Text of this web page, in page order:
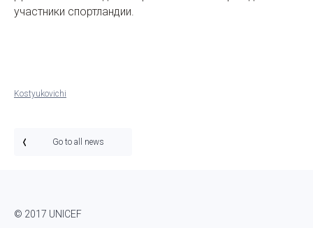
участники спортландии.
Kostyukovichi
Go to all news
© 2017 UNICEF